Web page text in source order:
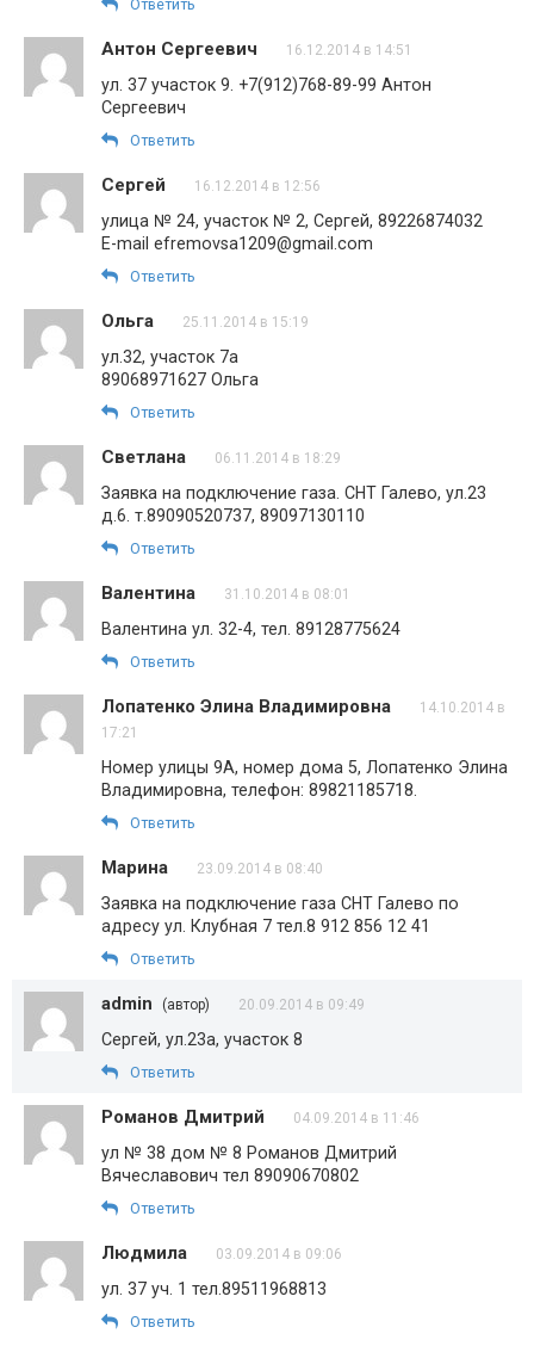
Ответить
Антон Сергеевич 16.12.2014 в 14:51
ул. 37 участок 9. +7(912)768-89-99 Антон
Сергеевич
Ответить
Сергей 16.12.2014 в 12:56
улица № 24, участок № 2, Сергей, 89226874032
E-mail efremovsa1209@gmail.com
Ответить
Ольга 25.11.2014 в 15:19
ул.32, участок 7а
89068971627 Ольга
Ответить
Светлана 06.11.2014 в 18:29
Заявка на подключение газа. СНТ Галево, ул.23
д.6. т.89090520737, 89097130110
Ответить
Валентина 31.10.2014 в 08:01
Валентина ул. 32-4, тел. 89128775624
Ответить
Лопатенко Элина Владимировна
14.10.2014 в
17:21
Номер улицы 9А, номер дома 5, Лопатенко Элина
Владимировна, телефон: 89821185718.
Ответить
Марина 23.09.2014 в 08:40
Заявка на подключение газа СНТ Галево по
адресу ул. Клубная 7 тел.8 912 856 12 41
Ответить
admin (автор) 20.09.2014 в 09:49
Сергей, ул.23а, участок 8
Ответить
Романов Дмитрий 04.09.2014 в 11:46
ул № 38 дом № 8 Романов Дмитрий
Вячеславович тел 89090670802
Ответить
Людмила 03.09.2014 в 09:06
ул. 37 уч. 1 тел.89511968813
Ответить